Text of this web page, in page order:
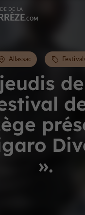
DE LA
».
Allassac